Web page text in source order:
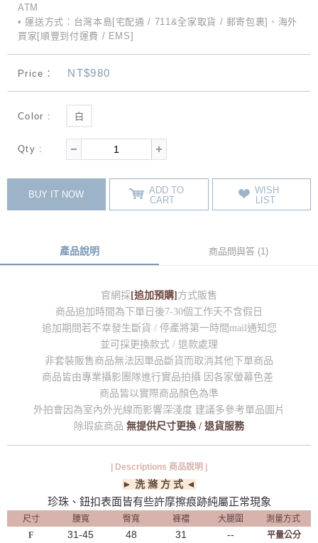
ATM
• 運送方式：台灣本島[宅配通 / 711&全家取貨 / 郵寄包裹]、海外
買家[順豐到付運費 / EMS]
Price： NT$980
Color : 白
Qty :
BUY IT NOW
ADD TO
CART
WISH
LIST
產品說明 商品問與答 (1)
官網採[追加預購]方式販售
商品追加時間為下單日後7-30個工作天不含假日
追加期間若不幸發生斷貨 / 停產將第一時間mail通知您
並可採更換款式 / 退款處理
非套裝販售商品無法因單品斷貨而取消其他下單商品
商品皆由專業攝影團隊進行實品拍攝 因各家螢幕色差
商品皆以實際商品顏色為準
外拍會因為室內外光線而影響深淺度 建議多參考單品圖片
除瑕疵商品 無提供尺寸更換 / 退貨服務
| Descriptions 商品說明 |
► 洗 滌 方 式 ◄
珍珠、鈕扣表面皆有些許摩擦痕跡純屬正常現象
尺寸 腰寬 臀寬 褲襠 大腿圍
測量方式
F
31-45 48 31 --
平量公分